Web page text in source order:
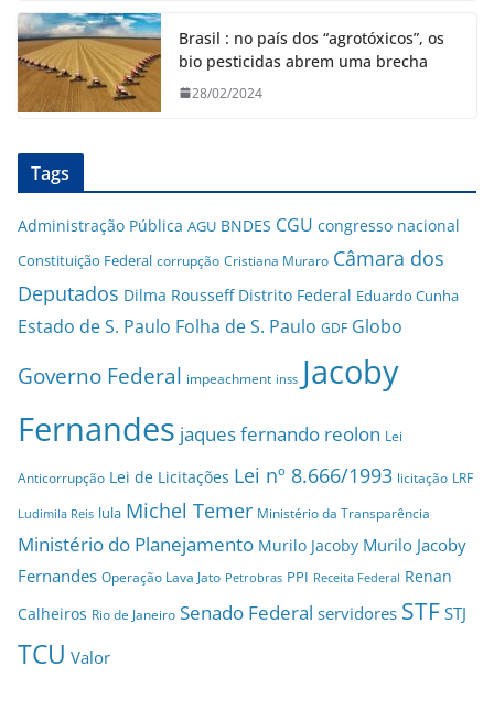
Brasil : no país dos “agrotóxicos”, os
bio pesticidas abrem uma brecha
28/02/2024
Tags
Administração Pública AGU BNDES CGU congresso nacional
Constituição Federal corrupção Cristiana Muraro Câmara dos
Deputados Dilma Rousseff Distrito Federal Eduardo Cunha
Estado de S. Paulo Folha de S. Paulo GDF Globo
Governo Federal impeachment inss Jacoby
Fernandes jaques fernando reolon Lei
Anticorrupção Lei de Licitações Lei nº 8.666/1993 licitação LRF
Ludimila Reis lula Michel Temer Ministério da Transparência
Ministério do Planejamento Murilo Jacoby Murilo Jacoby
Fernandes Operação Lava Jato Petrobras PPI Receita Federal Renan
Calheiros Rio de Janeiro Senado Federal servidores STF STJ
TCU Valor